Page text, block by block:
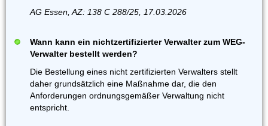
AG Essen, AZ: 138 C 288/25, 17.03.2026
Wann kann ein nichtzertifizierter Verwalter zum WEG-
Verwalter bestellt werden?
Die Bestellung eines nicht zertifizierten Verwalters stellt
daher grundsätzlich eine Maßnahme dar, die den
Anforderungen ordnungsgemäßer Verwaltung nicht
entspricht.